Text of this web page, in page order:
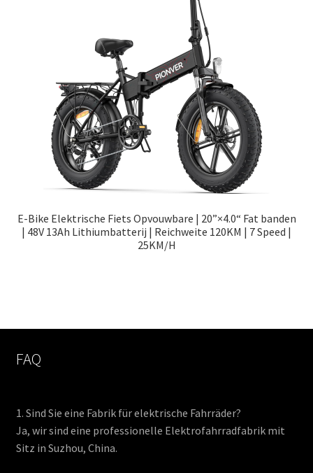
E-Bike Elektrische Fiets Opvouwbare | 20”×4.0“ Fat banden
| 48V 13Ah Lithiumbatterij | Reichweite 120KM | 7 Speed |
25KM/H
FAQ
1. Sind Sie eine Fabrik für elektrische Fahrräder?
Ja, wir sind eine professionelle Elektrofahrradfabrik mit
Sitz in Suzhou, China.